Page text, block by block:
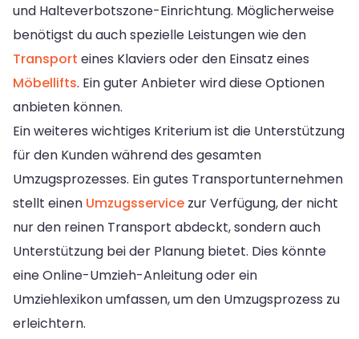
und Halteverbotszone-Einrichtung. Möglicherweise
benötigst du auch spezielle Leistungen wie den
Transport eines Klaviers oder den Einsatz eines
Möbellifts. Ein guter Anbieter wird diese Optionen
anbieten können.
Ein weiteres wichtiges Kriterium ist die Unterstützung
für den Kunden während des gesamten
Umzugsprozesses. Ein gutes Transportunternehmen
stellt einen Umzugsservice zur Verfügung, der nicht
nur den reinen Transport abdeckt, sondern auch
Unterstützung bei der Planung bietet. Dies könnte
eine Online-Umzieh-Anleitung oder ein
Umziehlexikon umfassen, um den Umzugsprozess zu
erleichtern.